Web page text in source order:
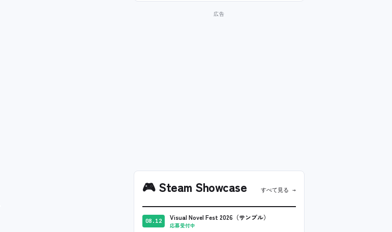
🎮Steam Showcase すべて見る →
08.12 Visual Novel Fest 2026（サンプル）
応募受付中